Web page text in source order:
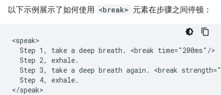
以下示例展示了如何使用 <break> 元素在步骤之间停顿：
<speak>
  Step 1, take a deep breath. <break time="200ms"/>
  Step 2, exhale.
Step 3, take a deep breath again. <break
  Step 4, exhale.
</speak>